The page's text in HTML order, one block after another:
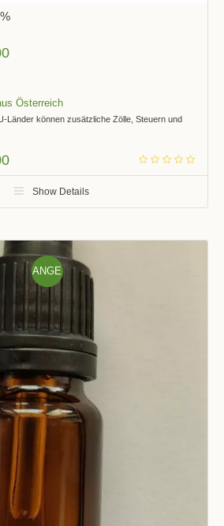
Länder können zusätzliche Zölle, Steuern und
Show Details
ANGE
BOT!